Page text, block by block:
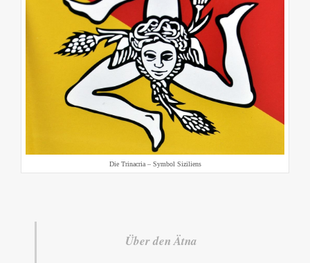
Die Trinacria – Symbol Siziliens
Über den Ätna